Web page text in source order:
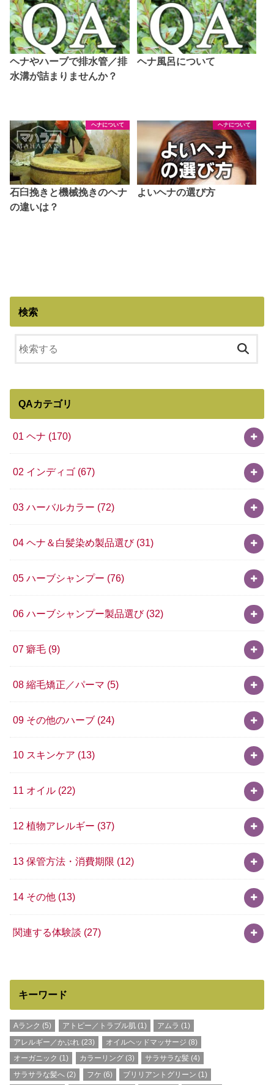
ヘナやハーブで排水管／排
水溝が詰まりませんか？
ヘナ風呂について
ヘナについて
石臼挽きと機械挽きのヘナ
の違いは？
ヘナについて
よいヘナの選び方
検索
QAカテゴリ
01 ヘナ (170)
02 インディゴ (67)
03 ハーバルカラー (72)
04 ヘナ＆白髪染め製品選び (31)
05 ハーブシャンプー (76)
06 ハーブシャンプー製品選び (32)
07 癖毛 (9)
08 縮毛矯正／パーマ (5)
09 その他のハーブ (24)
10 スキンケア (13)
11 オイル (22)
12 植物アレルギー (37)
13 保管方法・消費期限 (12)
14 その他 (13)
関連する体験談 (27)
キーワード
Aランク (5) アトピー／トラブル肌(1) アムラ (1)
アレルギー／かぶれ (23) オイルヘッドマッサージ (8)
オーガニック (1) カラーリング(3) サラサラな髪(4)
サラサラな髪へ (2) フケ (6) ブリリアントグリーン (1)